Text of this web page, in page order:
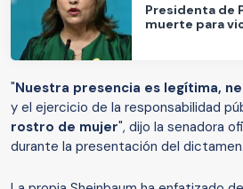
Presidenta de
muerte para
"Nuestra presencia es legítima,
y el ejercicio de la responsabilidad
rostro de mujer", dijo la senadora
durante la presentación del dictamen.